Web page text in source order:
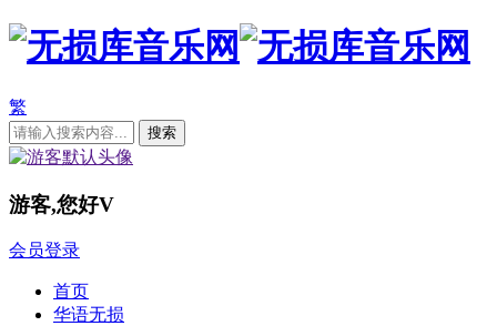
繁
游客,您好V
会员登录
首页
华语无损